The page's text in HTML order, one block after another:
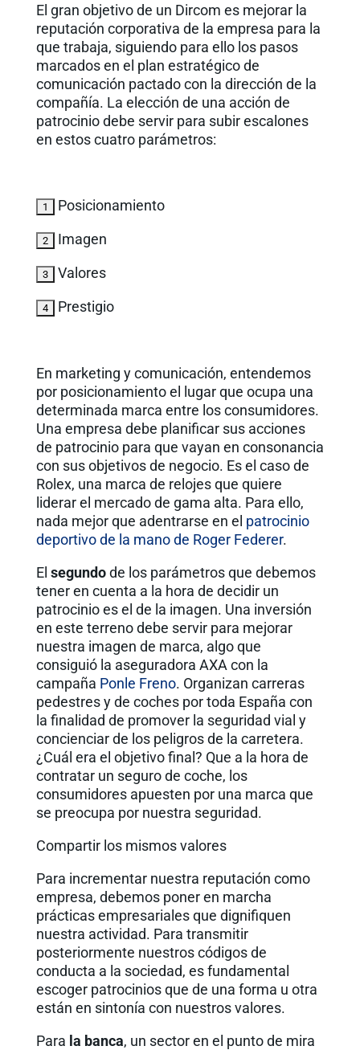
El gran objetivo de un Dircom es mejorar la
reputación corporativa de la empresa para la
que trabaja, siguiendo para ello los pasos
marcados en el plan estratégico de
comunicación pactado con la dirección de la
compañía. La elección de una acción de
patrocinio debe servir para subir escalones
en estos cuatro parámetros:
Posicionamiento
Imagen
Valores
Prestigio
En marketing y comunicación, entendemos
por posicionamiento el lugar que ocupa una
determinada marca entre los consumidores.
Una empresa debe planificar sus acciones
de patrocinio para que vayan en consonancia
con sus objetivos de negocio. Es el caso de
Rolex, una marca de relojes que quiere
liderar el mercado de gama alta. Para ello,
nada mejor que adentrarse en el patrocinio
deportivo de la mano de Roger Federer.
El segundode los parámetros que debemos
tener en cuenta a la hora de decidir un
patrocinio es el de la imagen. Una inversión
en este terreno debe servir para mejorar
nuestra imagen de marca, algo que
consiguió la aseguradora AXA con la
campaña Ponle Freno. Organizan carreras
pedestres y de coches por toda España con
la finalidad de promover la seguridad vial y
concienciar de los peligros de la carretera.
¿Cuál era el objetivo final? Que a la hora de
contratar un seguro de coche, los
consumidores apuesten por una marca que
se preocupa por nuestra seguridad.
Compartir los mismos valores
Para incrementar nuestra reputación como
empresa, debemos poner en marcha
prácticas empresariales que dignifiquen
nuestra actividad. Para transmitir
posteriormente nuestros códigos de
conducta a la sociedad, es fundamental
escoger patrocinios que de una forma u otra
están en sintonía con nuestros valores.
Para la banca, un sector en el punto de mira